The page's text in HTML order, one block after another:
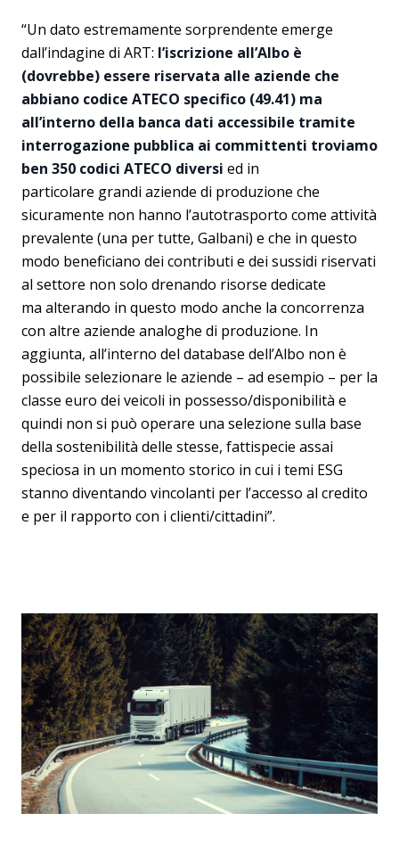
“Un dato estremamente sorprendente emerge
dall’indagine di ART: l’iscrizione all’Albo è
(dovrebbe) essere riservata alle aziende che
abbiano codice ATECO specifico (49.41) ma
all’interno della banca dati accessibile tramite
interrogazione pubblica ai committenti troviamo
ben 350 codici ATECO diversi ed in
particolare grandi aziende di produzione che
sicuramente non hanno l’autotrasporto come attività
prevalente (una per tutte, Galbani) e che in questo
modo beneficiano dei contributi e dei sussidi riservati
al settore non solo drenando risorse dedicate
ma alterando in questo modo anche la concorrenza
con altre aziende analoghe di produzione. In
aggiunta, all’interno del database dell’Albo non è
possibile selezionare le aziende – ad esempio – per la
classe euro dei veicoli in possesso/disponibilità e
quindi non si può operare una selezione sulla base
della sostenibilità delle stesse, fattispecie assai
speciosa in un momento storico in cui i temi ESG
stanno diventando vincolanti per l’accesso al credito
e per il rapporto con i clienti/cittadini”.